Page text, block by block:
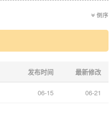
倒序
发布时间 最新修改
06-15 06-21